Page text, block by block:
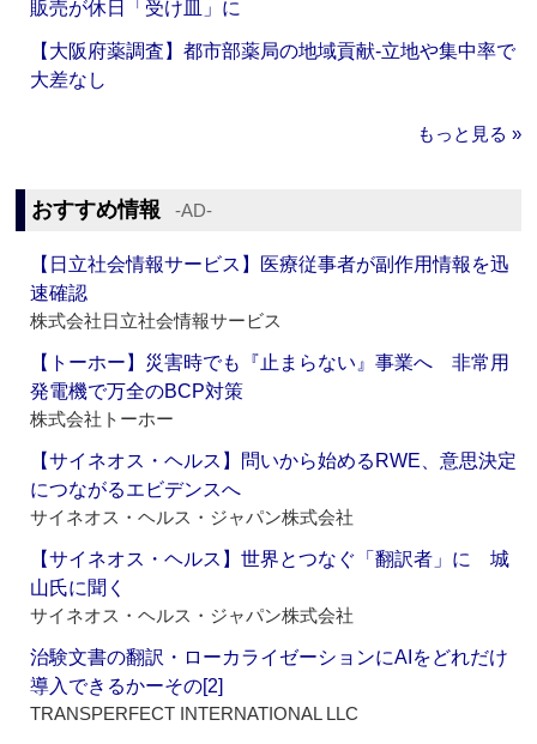
販売が休日「受け皿」に
【大阪府薬調査】都市部薬局の地域貢献‐立地や集中率で
大差なし
もっと見る »
おすすめ情報 ‐AD‐
【日立社会情報サービス】医療従事者が副作用情報を迅
速確認
株式会社日立社会情報サービス
【トーホー】災害時でも『止まらない』事業へ 非常用
発電機で万全のBCP対策
株式会社トーホー
【サイネオス・ヘルス】問いから始めるRWE、意思決定
につながるエビデンスへ
サイネオス・ヘルス・ジャパン株式会社
【サイネオス・ヘルス】世界とつなぐ「翻訳者」に 城
山氏に聞く
サイネオス・ヘルス・ジャパン株式会社
治験文書の翻訳・ローカライゼーションにAIをどれだけ
導入できるかーその[2]
TRANSPERFECT INTERNATIONAL LLC